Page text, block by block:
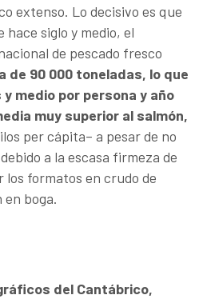
extenso. Lo decisivo es que
siglo y medio, el
de pescado fresco
de 90 000 toneladas, lo que
medio por persona y año
muy superior al salmón,
per cápita– a pesar de no
a la escasa firmeza de
los formatos en crudo de
boga.
del Cantábrico,